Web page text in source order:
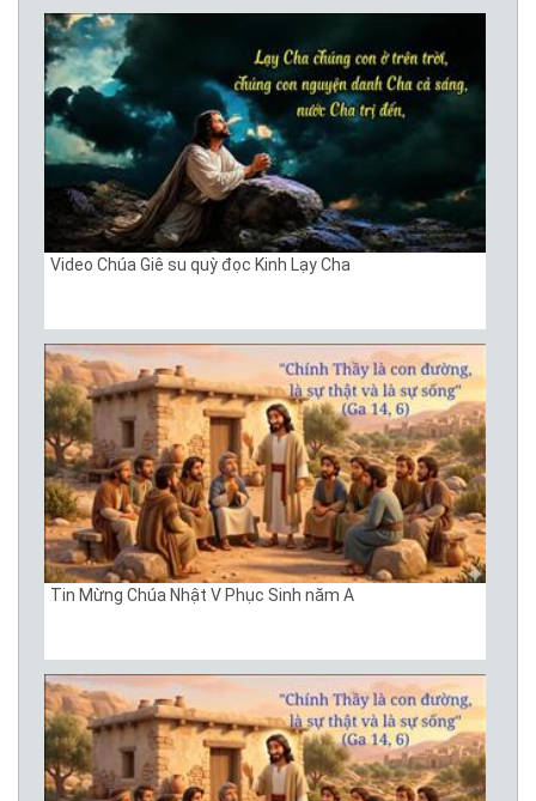
Video Chúa Giê su quỳ đọc Kinh Lạy Cha
Tin Mừng Chúa Nhật V Phục Sinh năm A